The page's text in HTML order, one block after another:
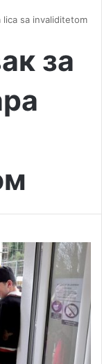
lica sa invaliditetom
за